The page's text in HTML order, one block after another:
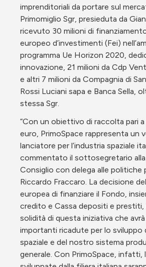
imprenditoriali da portare sul
Primomiglio Sgr, presieduta da
ricevuto 30 milioni di
europeo d’investimenti (Fei)
programma Ue Horizon 2020,
innovazione, 21 milioni da Cdp
e altri 7 milioni da Compagnia di
Rossi Luciani sapa e Banca Sella,
stessa Sgr.
“Con un obiettivo di raccolta pari
euro, PrimoSpace rappresenta un
lanciatore per l’industria spaziale
commentato il sottosegretario alla
Consiglio con delega alle politiche
Riccardo Fraccaro. La decisione
europea di finanziare il Fondo,
credito e Cassa depositi e prestiti,
solidità di questa iniziativa che
importanti ricadute per lo sviluppo
spaziale e del nostro sistema
generale. Con PrimoSpace,